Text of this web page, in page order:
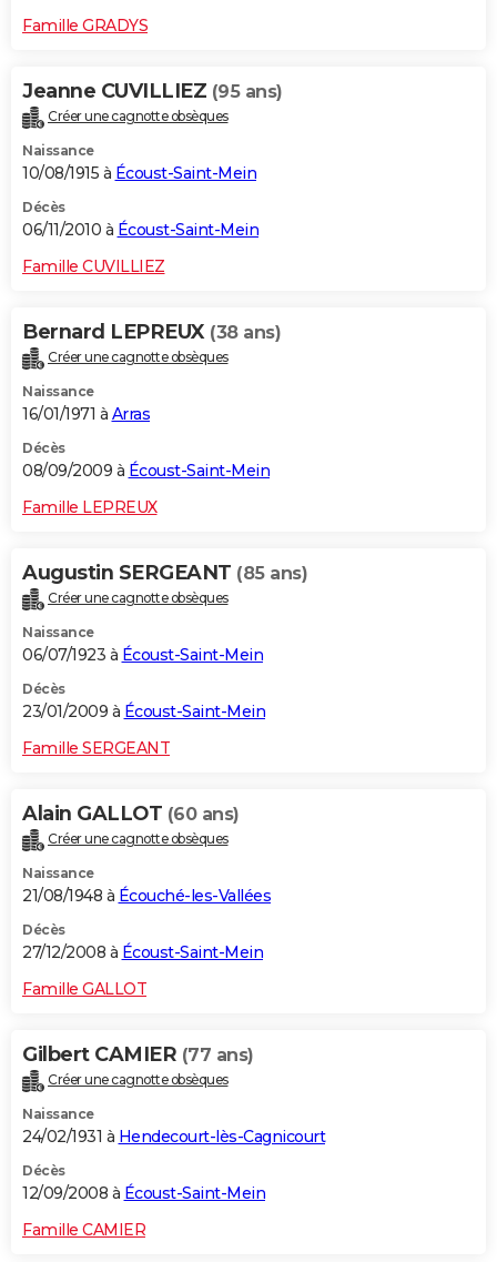
Famille GRADYS
Jeanne CUVILLIEZ (95 ans)
Créer une cagnotte obsèques
Naissance
10/08/1915 à Écoust-Saint-Mein
Décès
06/11/2010 à Écoust-Saint-Mein
Famille CUVILLIEZ
Bernard LEPREUX (38 ans)
Créer une cagnotte obsèques
Naissance
16/01/1971 à Arras
Décès
08/09/2009 à Écoust-Saint-Mein
Famille LEPREUX
Augustin SERGEANT (85 ans)
Créer une cagnotte obsèques
Naissance
06/07/1923 à Écoust-Saint-Mein
Décès
23/01/2009 à Écoust-Saint-Mein
Famille SERGEANT
Alain GALLOT (60 ans)
Créer une cagnotte obsèques
Naissance
21/08/1948 à Écouché-les-Vallées
Décès
27/12/2008 à Écoust-Saint-Mein
Famille GALLOT
Gilbert CAMIER (77 ans)
Créer une cagnotte obsèques
Naissance
24/02/1931 à Hendecourt-lès-Cagnicourt
Décès
12/09/2008 à Écoust-Saint-Mein
Famille CAMIER